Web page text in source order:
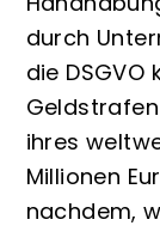
durch
die
ihres
Millionen
nachdem,